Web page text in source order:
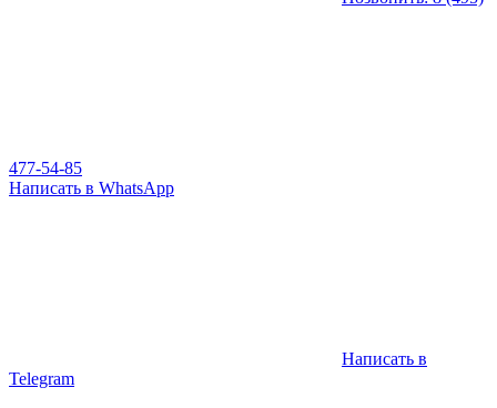
477-54-85
Написать в WhatsApp
Написать в
Telegram